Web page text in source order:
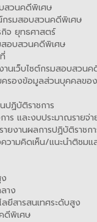
สวนคดีพิเศษ
รมสอบสวนคดีพิเศษ
จ ยุทธศาสตร์
สอบสวนคดีพิเศษ
านเว็บไซต์กรมสอบสวน
ครองข้อมูลส่วนบุคคลข
ปฏิบัติราชการ
าร และงบประมาณรายจ่า
ายงานผลการปฏิบัติราชก
วามคิดเห็น/แนะนำติชมแ
าง
ลยีสารสนเทศระดับสูง
ดีพิเศษ